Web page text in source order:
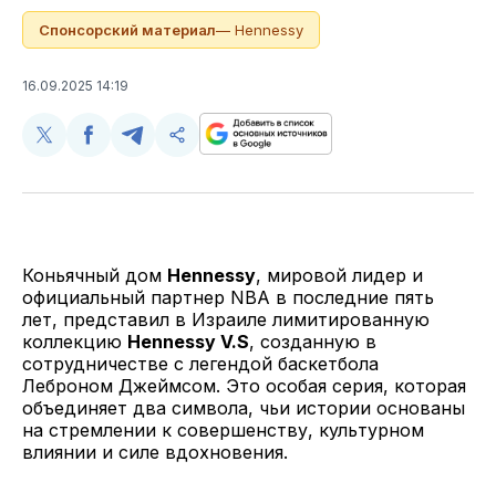
Спонсорский материал— Hennessy
16.09.2025 14:19
Поделиться
Twitter
Поделиться
Facebook
Поделиться
Telegram
Скопируйте
поделитесь
Коньячный дом Hennessy, мировой лидер и
официальный партнер NBA в последние пять
лет, представил в Израиле лимитированную
коллекцию Hennessy V.S, созданную в
сотрудничестве с легендой баскетбола
Леброном Джеймсом. Это особая серия, которая
объединяет два символа, чьи истории основаны
на стремлении к совершенству, культурном
влиянии и силе вдохновения.